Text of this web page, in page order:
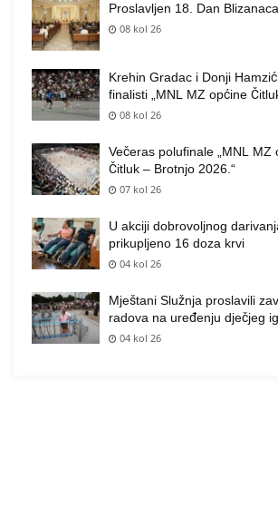
Proslavljen 18. Dan Blizanaca
08 kol 26
Krehin Gradac i Donji
finalisti „MNL MZ općine
Brotnjo 2026.“
08 kol 26
Večeras polufinale „MNL MZ
Čitluk – Brotnjo 2026.“
07 kol 26
U akciji dobrovoljnog
prikupljeno 16 doza krvi
04 kol 26
Mještani Služnja proslavili
radova na uređenju dječjeg
04 kol 26